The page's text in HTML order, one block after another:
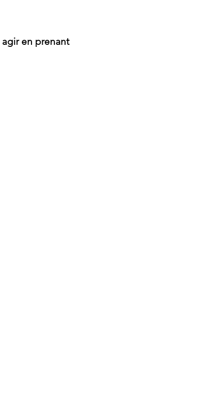
agir en prenant